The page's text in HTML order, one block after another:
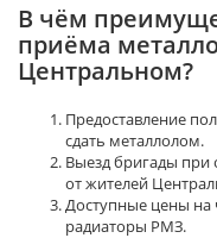
В чём
приёма
Центральном?
Предоставление
сдать металлолом.
Выезд бригады при
от жителей
Доступные цены на
радиаторы РМЗ.